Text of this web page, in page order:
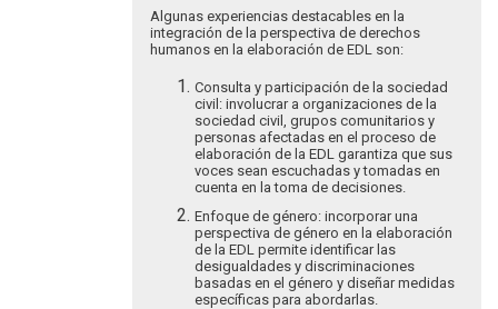
Algunas experiencias destacables en la
integración de la perspectiva de derechos
humanos en la elaboración de EDL son:
Consulta y participación de la sociedad
civil: involucrar a organizaciones de la
sociedad civil, grupos comunitarios y
personas afectadas en el proceso de
elaboración de la EDL garantiza que sus
voces sean escuchadas y tomadas en
cuenta en la toma de decisiones.
Enfoque de género: incorporar una
perspectiva de género en la elaboración
de la EDL permite identificar las
desigualdades y discriminaciones
basadas en el género y diseñar medidas
específicas para abordarlas.